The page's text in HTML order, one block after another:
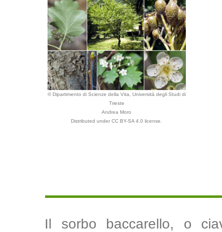
© Dipartimento di Scienze della Vita, Università degli Studi di
Trieste
Andrea Moro
Distributed under CC BY-SA 4.0 license.
Il sorbo baccarello, o